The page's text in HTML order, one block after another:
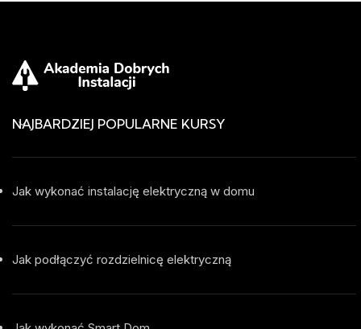
NAJBARDZIEJ POPULARNE KURSY
Jak wykonać instalację elektryczną w domu
Jak podłączyć rozdzielnicę elektryczną